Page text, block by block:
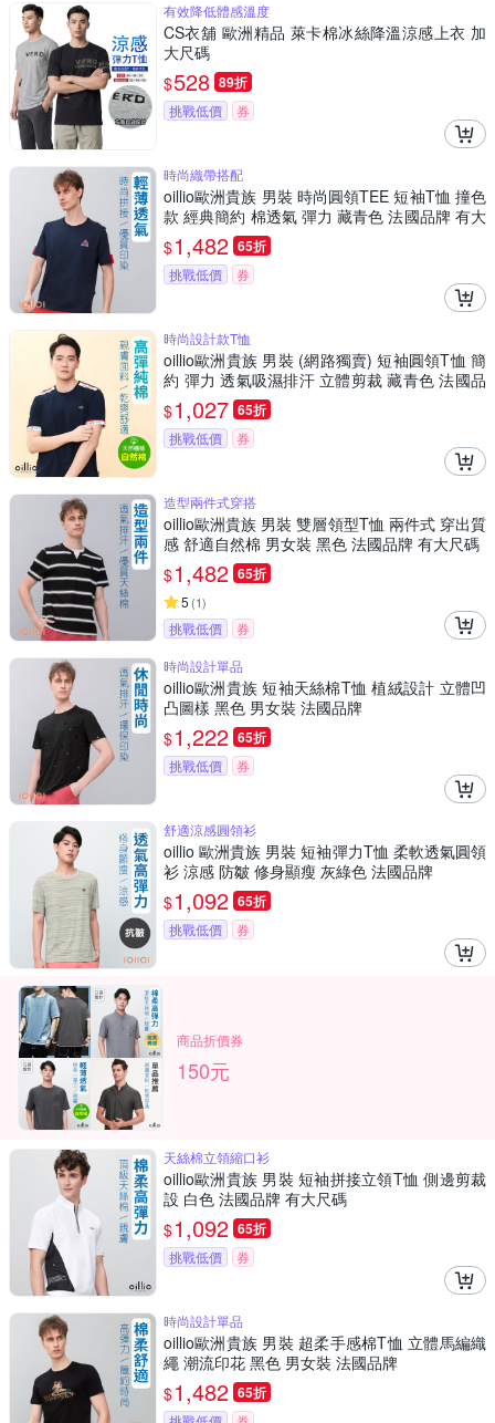
有效降低體感溫度
CS衣舖 歐洲精品 萊卡棉冰絲降溫涼感上衣 加
大尺碼
$528 89折
挑戰低價 券
時尚織帶搭配
oillio歐洲貴族 男裝 時尚圓領TEE 短袖T恤 撞色
款 經典簡約 棉透氣 彈力 藏青色 法國品牌 有大
尺碼
$1,482 65折
挑戰低價 券
時尚設計款T恤
oillio歐洲貴族 男裝 (網路獨賣) 短袖圓領T恤 簡
約 彈力 透氣吸濕排汗 立體剪裁 藏青色 法國品
牌
$1,027 65折
挑戰低價 券
造型兩件式穿搭
oillio歐洲貴族 男裝 雙層領型T恤 兩件式 穿出質
感 舒適自然棉 男女裝 黑色 法國品牌 有大尺碼
$1,482 65折
5 (1)
挑戰低價
券
時尚設計單品
oillio歐洲貴族 短袖天絲棉T恤 植絨設計 立體凹
凸圖樣 黑色 男女裝 法國品牌
$1,222 65折
挑戰低價 券
舒適涼感圓領衫
oillio 歐洲貴族 男裝 短袖彈力T恤 柔軟透氣圓領
衫 涼感 防皺 修身顯瘦 灰綠色 法國品牌
$1,092 65折
挑戰低價 券
商品折價券
150元
天絲棉立領縮口衫
oillio歐洲貴族 男裝 短袖拼接立領T恤 側邊剪裁
設 白色 法國品牌 有大尺碼
$1,092 65折
挑戰低價 券
時尚設計單品
oillio歐洲貴族 男裝 超柔手感棉T恤 立體馬編織
繩 潮流印花 黑色 男女裝 法國品牌
$1,482 65折